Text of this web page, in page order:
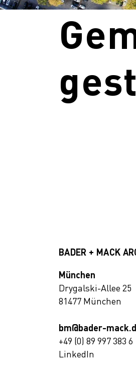
BADER + MACK
München
Drygalski-Allee 25
81477 München
bm@bader-
+49 (0) 89 997 383 6
LinkedIn